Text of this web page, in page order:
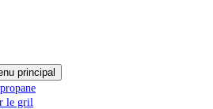
principal
le gril